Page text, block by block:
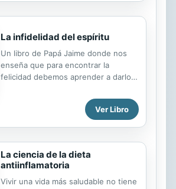
mente su lectura, al introducirme, de
a poco, en ese fantástico mundo
sueños se vuelven realidad, donde
frases como “no puedo” o “es
imposible” pierden todo significado.
La mayoría de nosotros, cuando
mundo, pero al acercarnos a la edad
adulta, a medida que comenzamos a
aceptar las limitaciones aparentes
La infidelidad del espíritu
Un libro de Papá Jaime donde nos
enseña que para encontrar la
felicidad debemos aprender a darlo
Ver Libro
La ciencia de la dieta
antiinflamatoria
Vivir una vida más saludable no tiene